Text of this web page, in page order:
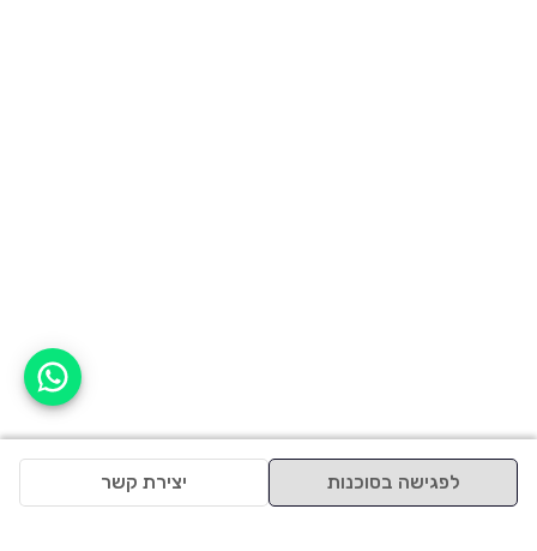
לפגישה בסוכנות יצירת קשר
אפשר לעזור?